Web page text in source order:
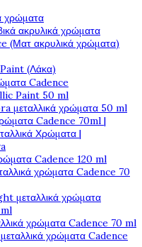
χρώματα
ακρυλικά χρώματα
(Ματ ακρυλικά χρώματα)
(Λάκα)
Cadence
Paint 50 ml
μεταλλικά χρώματα 50 ml
Cadence 70ml |
Χρώματα |
Cadence 120 ml
χρώματα Cadence 70
μεταλλικά χρώματα
χρώματα Cadence 70 ml
χρώματα Cadence